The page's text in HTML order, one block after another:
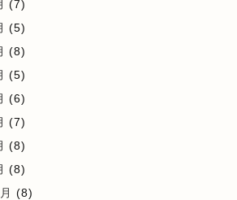
(7)
(5)
(8)
(5)
(6)
(7)
(8)
(8)
(8)